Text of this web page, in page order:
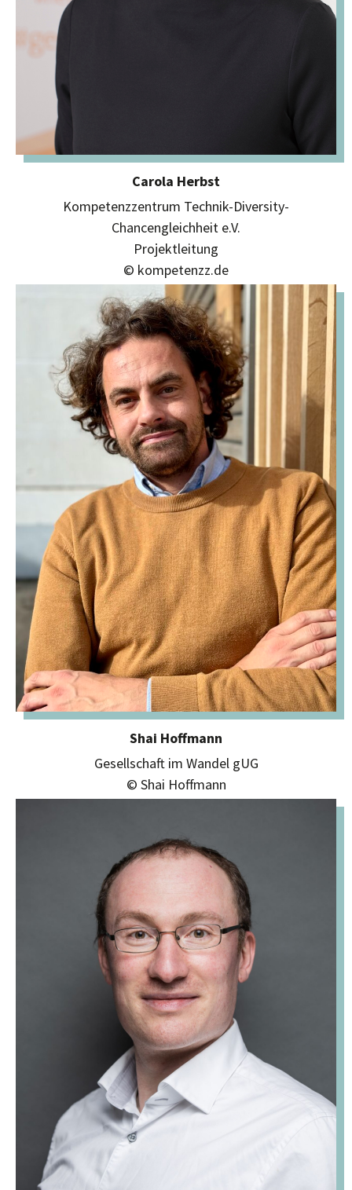
Carola Herbst
Kompetenzzentrum Technik-Diversity-
Chancengleichheit e.V.
Projektleitung
© kompetenzz.de
Shai Hoffmann
Gesellschaft im Wandel gUG
© Shai Hoffmann